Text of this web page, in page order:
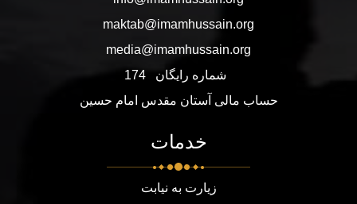
maktab@imamhussain.org
media@imamhussain.org
شماره رایگان
174
حساب مالی آستان مقدس امام حسین
خدمات
زیارت به نیابت